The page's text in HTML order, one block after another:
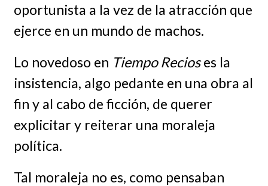
oportunista a la vez de la atracción que
ejerce en un mundo de machos.
Lo novedoso en Tiempo Recioses la
insistencia, algo pedante en una obra al
fin y al cabo de ficción, de querer
explicitar y reiterar una moraleja
política.
Tal moraleja no es, como pensaban